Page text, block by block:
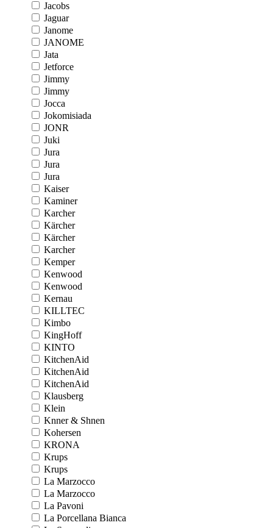
Jacobs
Jaguar
Janome
JANOME
Jata
Jetforce
Jimmy
Jimmy
Jocca
Jokomisiada
JONR
Juki
Jura
Jura
Jura
Kaiser
Kaminer
Karcher
Kärcher
Kärcher
Karcher
Kemper
Kenwood
Kenwood
Kernau
KILLTEC
Kimbo
KingHoff
KINTO
KitchenAid
KitchenAid
KitchenAid
Klausberg
Klein
Knner & Shnen
Kohersen
KRONA
Krups
Krups
La Marzocco
La Marzocco
La Pavoni
La Porcellana Bianca